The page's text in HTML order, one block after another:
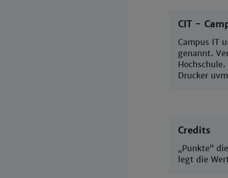
CIT -
Campus IT
genannt.
Drucker
Credits
„Punkte“
legt die